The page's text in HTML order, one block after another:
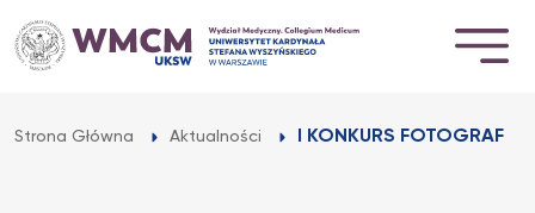
do
treści
Strona Główna Aktualności I KONKURS